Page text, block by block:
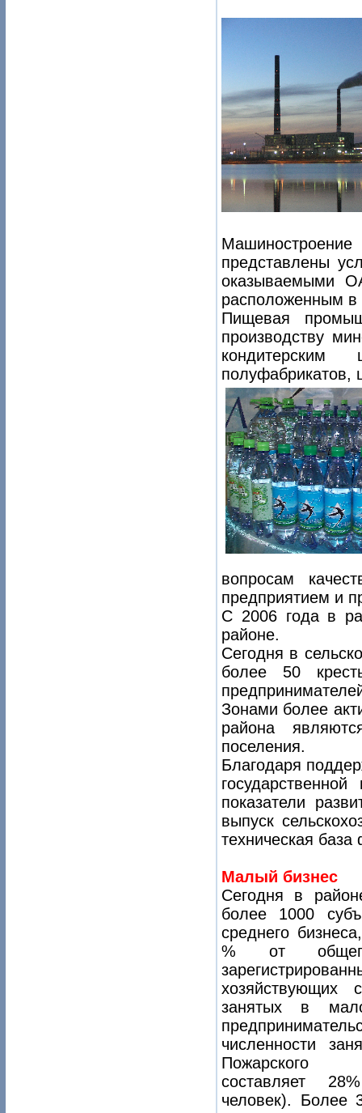
представлены
оказываемыми
расположенным в
Пищевая
производству
полуфабрикатов,
вопросам
предприятием и
С 2006 года в
районе.
Сегодня в
более 50
Зонами более
района
поселения.
Благодаря
показатели
выпуск
техническая
Малый бизнес
Сегодня в
более 1000
среднего
% от
хозяйствующих
занятых в
численности
Пожарского
составляет
человек). Более